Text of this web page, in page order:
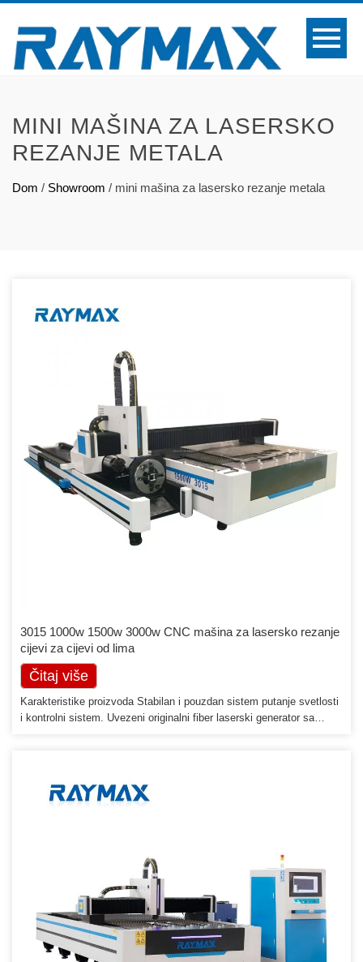
MINI MAŠINA ZA LASERSKO
REZANJE METALA
Dom / Showroom / mini mašina za lasersko rezanje metala
3015 1000w 1500w 3000w CNC mašina za lasersko rezanje
cijevi za cijevi od lima
Čitaj više
Karakteristike proizvoda Stabilan i pouzdan sistem putanje svetlosti
i kontrolni sistem. Uvezeni originalni fiber laserski generator sa
i zupčanik visokih performansi; vodilica i kuglični vijak koji
garantiraju stabilan rad. […]